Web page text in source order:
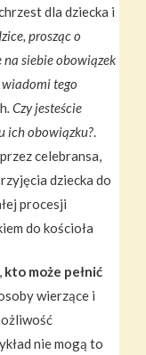
dla dziecka i
prosząc o
na siebie obowiązek
wiadomi tego
. Czy jesteście
ich obowiązku?.
celebransa,
dziecka do
procesji
do kościoła
kto może pełnić
wierzące i
nie mogą to